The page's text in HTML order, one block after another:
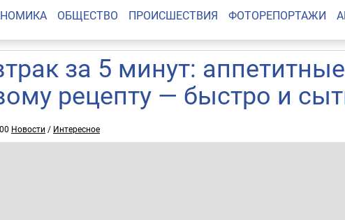
ОБЩЕСТВО ПРОИСШЕСТВИЯ ФОТОРЕПОРТАЖИ
за 5 минут:
рецепту — быстро и
Новости / Интересное